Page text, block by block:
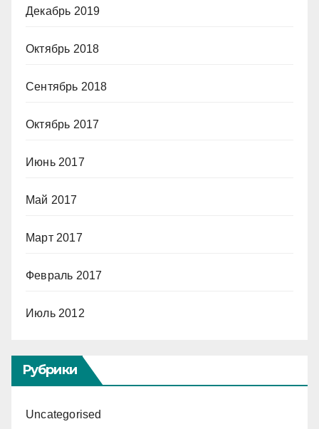
Декабрь 2019
Октябрь 2018
Сентябрь 2018
Октябрь 2017
Июнь 2017
Май 2017
Март 2017
Февраль 2017
Июль 2012
Рубрики
Uncategorised